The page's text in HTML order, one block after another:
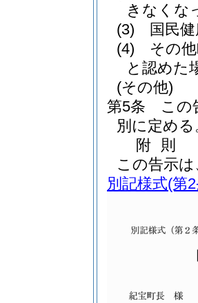
きなくな
(3)
国民
(4)
その
と認めた
(その他)
第5条
この
別に定める
附 則
この告示
別記様式(第